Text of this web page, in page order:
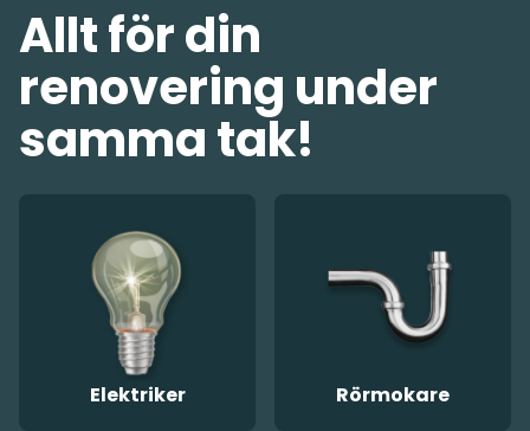
Allt för din
renovering under
samma tak!
Elektriker Rörmokare